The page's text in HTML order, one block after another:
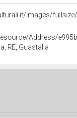
images/fullsize/
Address/
RE, Guastalla